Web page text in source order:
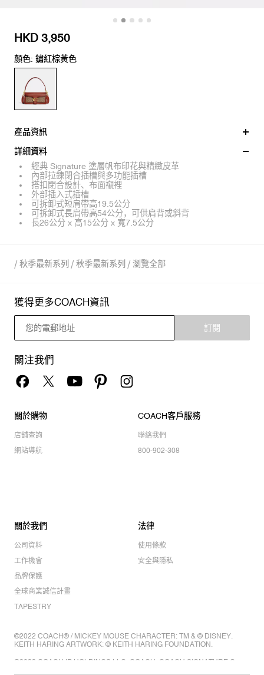
HKD 3,950
顏色: 鏽紅棕黃色
產品資訊
詳細資料
經典 Signature 塗層帆布印花與精緻皮革
內部拉鍊閉合插槽與多功能插槽
搭扣閉合設計、布面襯裡
外部插入式插槽
可拆卸式短肩帶高19.5公分
可拆卸式長肩帶高54公分，可供肩背或斜背
長26公分 x 高15公分 x 寬7.5公分
/ 秋季最新系列 / 秋季最新系列 / 瀏覽全部
獲得更多COACH資訊
訂閱
關注我們
關於購物
店舖查詢
網站導航
COACH客戶服務
聯絡我們
800-902-308
關於我們
公司資料
工作機會
品牌保護
全球商業誠信計畫
TAPESTRY
法律
使用條款
安全與隱私
©2022 COACH® / MICKEY MOUSE CHARACTER: TM & © DISNEY.
KEITH HARING ARTWORK: © KEITH HARING FOUNDATION.
©2022 COACH IP HOLDINGS LLC. COACH, COACH SIGNATURE C